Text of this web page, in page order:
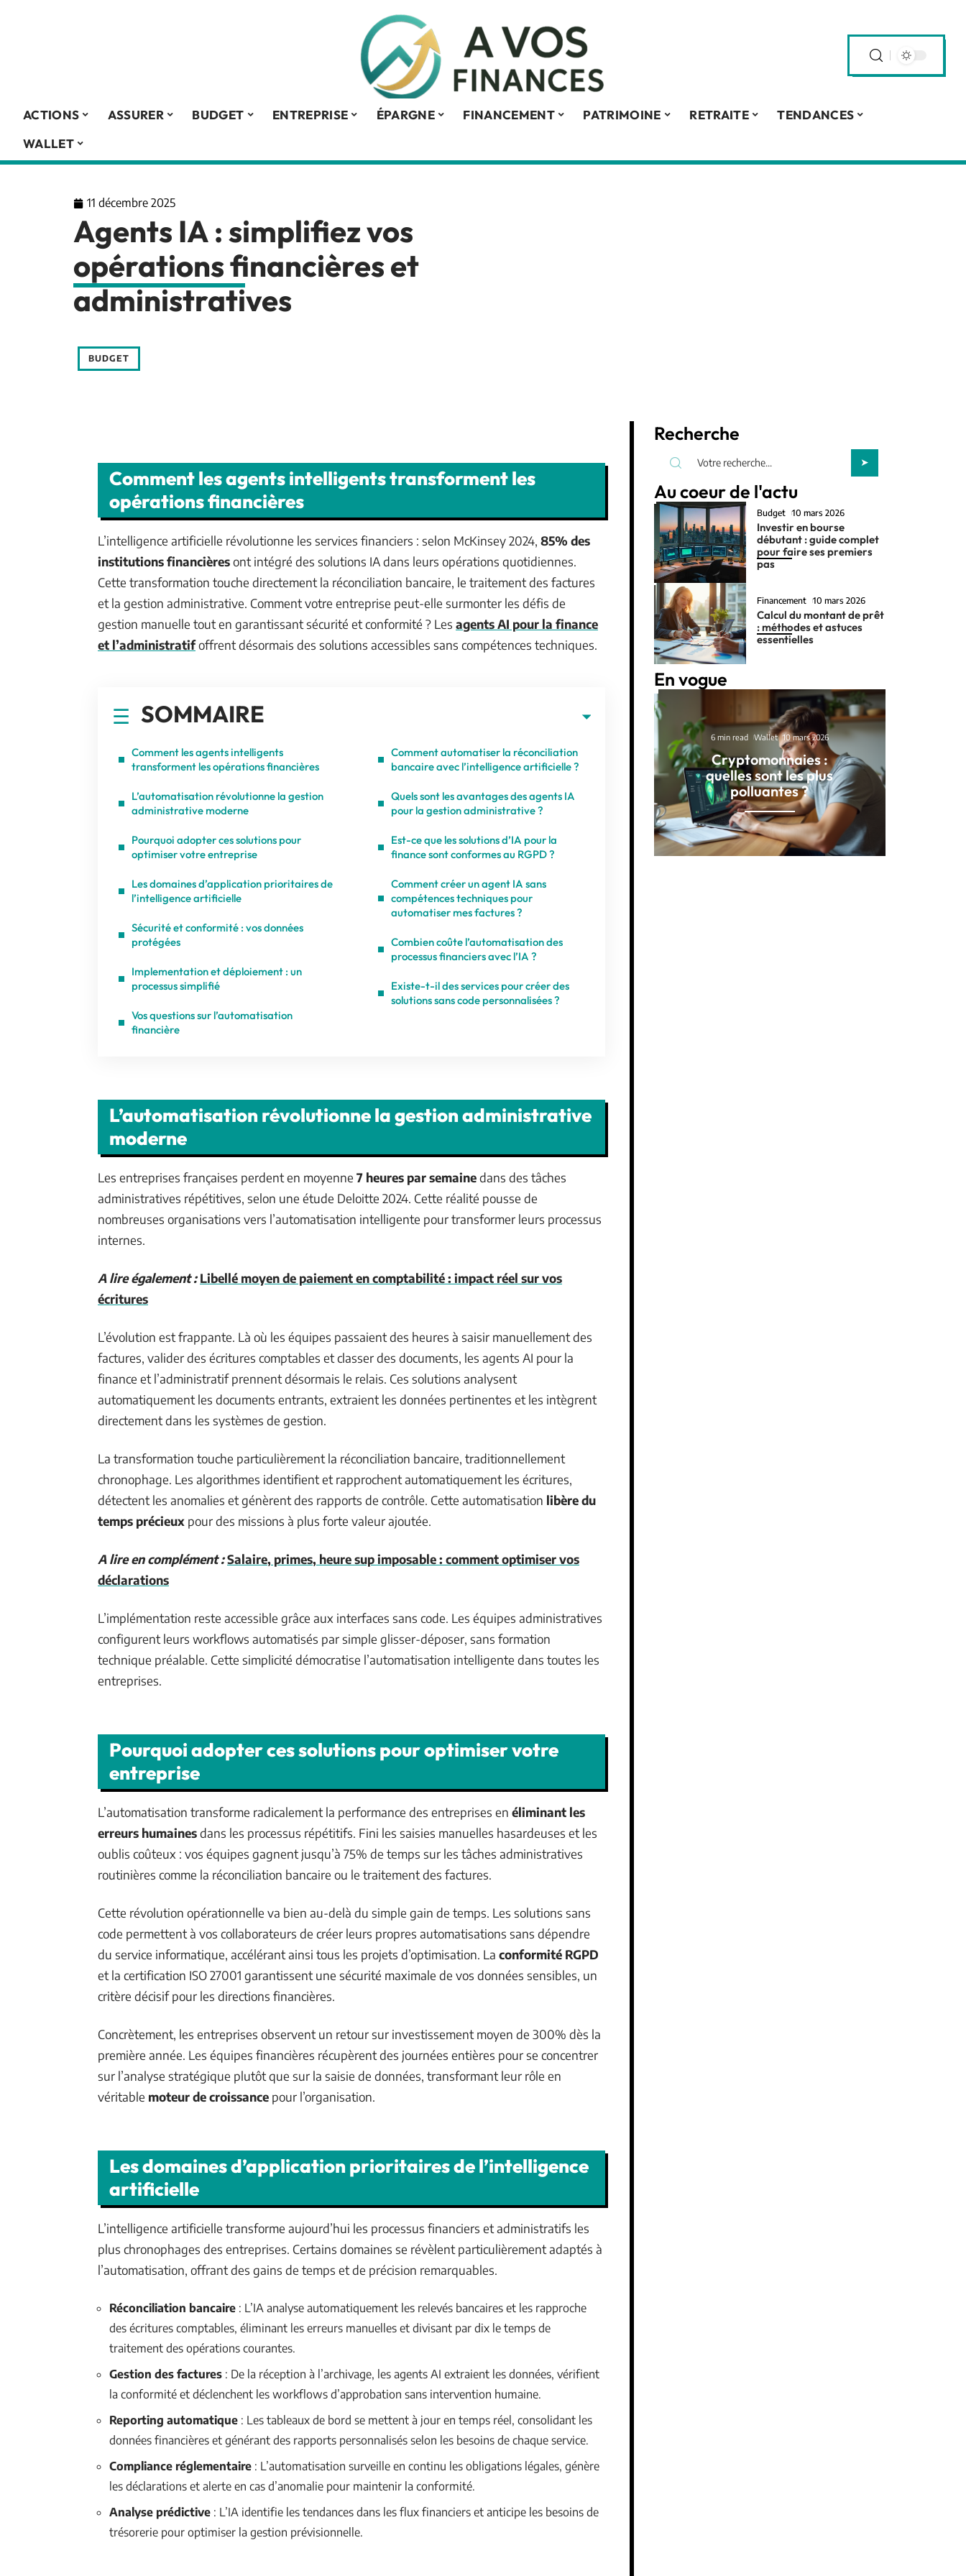
ACTIONS ASSURER BUDGET ENTREPRISE ÉPARGNE FINANCEMENT PATRIMOINE RETRAITE
TENDANCES
WALLET
11 décembre 2025
Agents IA : simplifiez vos
opérations financières et
administratives
BUDGET
Comment les agents intelligents transforment les
opérations financières
L’intelligence artificielle révolutionne les services financiers : selon McKinsey 2024, 85% des
institutions financièresont intégré des solutions IA dans leurs opérations quotidiennes.
Cette transformation touche directement la réconciliation bancaire, le traitement des factures
et la gestion administrative. Comment votre entreprise peut-elle surmonter les défis de
gestion manuelle tout en garantissant sécurité et conformité ? Les agents AI pour la finance
et l’administratifoffrent désormais des solutions accessibles sans compétences techniques.
SOMMAIRE
Comment les agents intelligents
transforment les opérations financières
L’automatisation révolutionne la gestion
administrative moderne
Pourquoi adopter ces solutions pour
optimiser votre entreprise
Les domaines d’application prioritaires de
l’intelligence artificielle
Sécurité et conformité : vos données
protégées
Implementation et déploiement : un
processus simplifié
Vos questions sur l’automatisation
financière
Comment automatiser la réconciliation
bancaire avec l’intelligence artificielle ?
Quels sont les avantages des agents IA
pour la gestion administrative ?
Est-ce que les solutions d’IA pour la
finance sont conformes au RGPD ?
Comment créer un agent IA sans
compétences techniques pour
automatiser mes factures ?
Combien coûte l’automatisation des
processus financiers avec l’IA ?
Existe-t-il des services pour créer des
solutions sans code personnalisées ?
L’automatisation révolutionne la gestion administrative
moderne
Les entreprises françaises perdent en moyenne 7 heures par semainedans des tâches
administratives répétitives, selon une étude Deloitte 2024. Cette réalité pousse de
nombreuses organisations vers l’automatisation intelligente pour transformer leurs processus
internes.
A lire également : Libellé moyen de paiement en comptabilité : impact réel sur vos
écritures
L’évolution est frappante. Là où les équipes passaient des heures à saisir manuellement des
factures, valider des écritures comptables et classer des documents, les agents AI pour la
finance et l’administratif prennent désormais le relais. Ces solutions analysent
automatiquement les documents entrants, extraient les données pertinentes et les intègrent
directement dans les systèmes de gestion.
La transformation touche particulièrement la réconciliation bancaire, traditionnellement
chronophage. Les algorithmes identifient et rapprochent automatiquement les écritures,
détectent les anomalies et génèrent des rapports de contrôle. Cette automatisation libère du
temps précieux pour des missions à plus forte valeur ajoutée.
A lire en complément :Salaire, primes, heure sup imposable : comment optimiser vos
déclarations
L’implémentation reste accessible grâce aux interfaces sans code. Les équipes administratives
configurent leurs workflows automatisés par simple glisser-déposer, sans formation
technique préalable. Cette simplicité démocratise l’automatisation intelligente dans toutes les
entreprises.
Pourquoi adopter ces solutions pour optimiser votre
entreprise
L’automatisation transforme radicalement la performance des entreprises en éliminant les
erreurs humainesdans les processus répétitifs. Fini les saisies manuelles hasardeuses et les
oublis coûteux : vos équipes gagnent jusqu’à 75% de temps sur les tâches administratives
routinières comme la réconciliation bancaire ou le traitement des factures.
Cette révolution opérationnelle va bien au-delà du simple gain de temps. Les solutions sans
code permettent à vos collaborateurs de créer leurs propres automatisations sans dépendre
du service informatique, accélérant ainsi tous les projets d’optimisation. La conformité RGPD
et la certification ISO 27001 garantissent une sécurité maximale de vos données sensibles, un
critère décisif pour les directions financières.
Concrètement, les entreprises observent un retour sur investissement moyen de 300% dès la
première année. Les équipes financières récupèrent des journées entières pour se concentrer
sur l’analyse stratégique plutôt que sur la saisie de données, transformant leur rôle en
véritable moteur de croissance pour l’organisation.
Les domaines d’application prioritaires de l’intelligence
artificielle
L’intelligence artificielle transforme aujourd’hui les processus financiers et administratifs les
plus chronophages des entreprises. Certains domaines se révèlent particulièrement adaptés à
l’automatisation, offrant des gains de temps et de précision remarquables.
Réconciliation bancaire : L’IA analyse automatiquement les relevés bancaires et les rapproche
des écritures comptables, éliminant les erreurs manuelles et divisant par dix le temps de
traitement des opérations courantes.
Gestion des factures : De la réception à l’archivage, les agents AI extraient les données, vérifient
la conformité et déclenchent les workflows d’approbation sans intervention humaine.
Reporting automatique : Les tableaux de bord se mettent à jour en temps réel, consolidant les
données financières et générant des rapports personnalisés selon les besoins de chaque service.
Compliance réglementaire : L’automatisation surveille en continu les obligations légales, génère
les déclarations et alerte en cas d’anomalie pour maintenir la conformité.
Analyse prédictive : L’IA identifie les tendances dans les flux financiers et anticipe les besoins de
trésorerie pour optimiser la gestion prévisionnelle.
Recherche
Au coeur de l'actu
Budget 10 mars 2026
Investir en bourse
débutant : guide complet
pour faire ses premiers
pas
Financement 10 mars 2026
Calcul du montant de prêt
: méthodes et astuces
essentielles
En vogue
6 min read Wallet 10 mars 2026
Cryptomonnaies :
quelles sont les plus
polluantes ?